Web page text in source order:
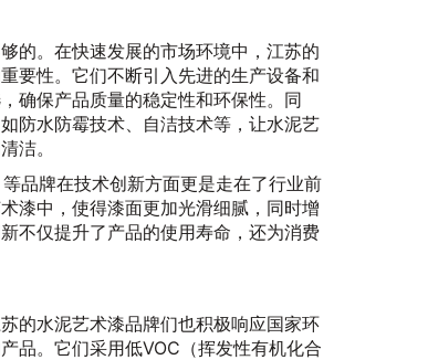
的。在快速发展的市场环境中，江苏的
要性。它们不断引入先进的生产设备和
确保产品质量的稳定性和环保性。同
防水防霉技术、自洁技术等，让水泥艺
洁。
品牌在技术创新方面更是走在了行业前
漆中，使得漆面更加光滑细腻，同时增
不仅提升了产品的使用寿命，还为消费
的水泥艺术漆品牌们也积极响应国家环
品。它们采用低VOC（挥发性有机化合